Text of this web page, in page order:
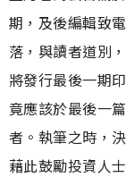
期，及後編輯致
落，與讀者道別
將發行最後一期
竟應該於最後一
者。執筆之時，
藉此鼓勵投資人